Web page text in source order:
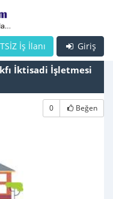
Giriş
İş İlanı
İktisadi İşletmesi
0 Beğen